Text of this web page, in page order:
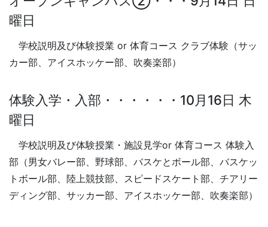
曜日
学校説明及び体験授業 or 体育コース クラブ体験（サッ
カー部、アイスホッケー部、吹奏楽部）
体験入学・入部・・・・・・10月16日 木
曜日
学校説明及び体験授業・施設見学or 体育コース 体験入
部（男女バレー部、野球部、バスケとボール部、バスケッ
トボール部、陸上競技部、スピードスケート部、チアリー
ディング部、サッカー部、アイスホッケー部、吹奏楽部）